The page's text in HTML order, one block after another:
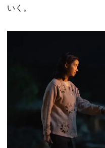
いく。